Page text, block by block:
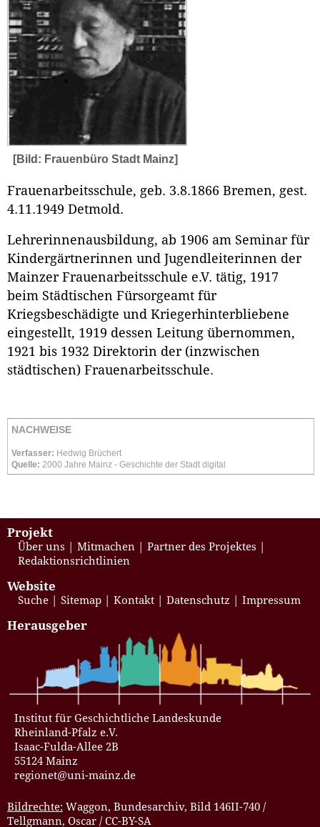
[Bild: Frauenbüro Stadt Mainz]
Frauenarbeitsschule, geb. 3.8.1866 Bremen, gest.
4.11.1949 Detmold.
Lehrerinnenausbildung, ab 1906 am Seminar für
Kindergärtnerinnen und Jugendleiterinnen der
Mainzer Frauenarbeitsschule e.V. tätig, 1917
beim Städtischen Fürsorgeamt für
Kriegsbeschädigte und Kriegerhinterbliebene
eingestellt, 1919 dessen Leitung übernommen,
1921 bis 1932 Direktorin der (inzwischen
städtischen) Frauenarbeitsschule.
NACHWEISE
Verfasser: Hedwig Brüchert
Quelle: 2000 Jahre Mainz - Geschichte der Stadt digital
Projekt
Über uns Mitmachen
Partner des Projektes
Redaktionsrichtlinien
Website
Suche Sitemap Kontakt Datenschutz Impressum
Herausgeber
Institut für Geschichtliche Landeskunde
Rheinland-Pfalz e.V.
Isaac-Fulda-Allee 2B
55124 Mainz
regionet@uni-mainz.de
Bildrechte: Waggon, Bundesarchiv, Bild 146II-740 /
Tellgmann, Oscar / CC-BY-SA